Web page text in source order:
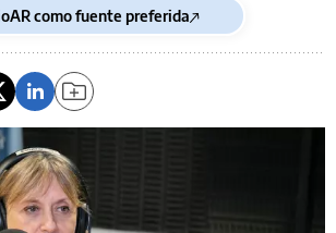
como fuente preferida